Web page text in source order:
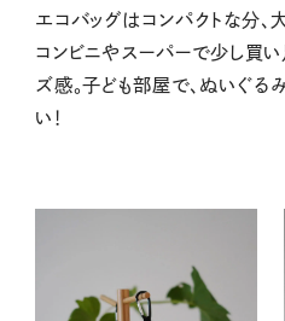
エコバッグはコンパクトな分、
コンビニやスーパーで少し買い
ズ感。子ども部屋で、ぬいぐる
い！